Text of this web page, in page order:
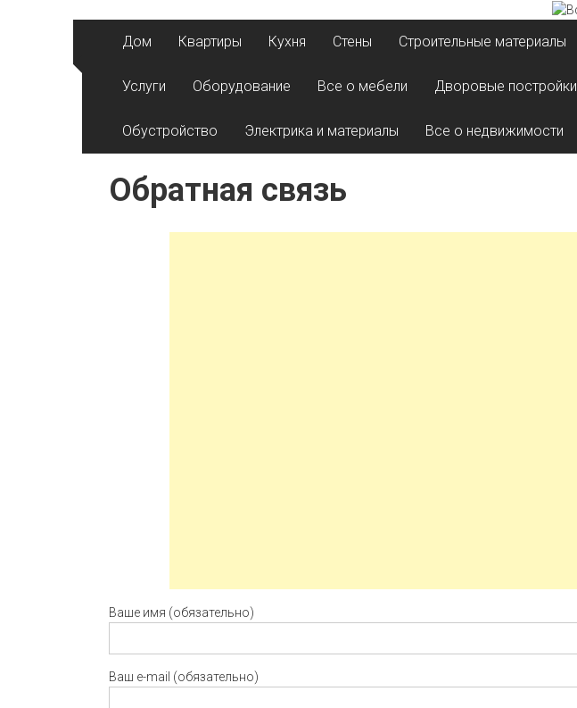
Дом Квартиры Кухня Стены Строительные материалы
Услуги Оборудование Все о мебели Дворовые постройки
Обустройство Электрика и материалы Все о недвижимости
Обратная связь
Ваше имя (обязательно)
Ваш e-mail (обязательно)